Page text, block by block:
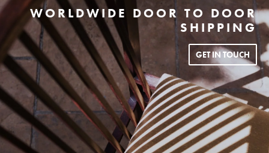
WORLDWIDE DOOR TO DOOR
SHIPPING
GET IN TOUCH